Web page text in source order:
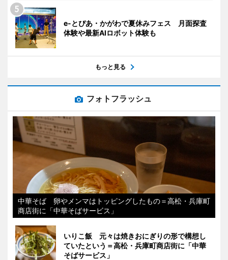
e-とぴあ・かがわで夏休みフェス 月面探査
体験や最新AIロボット体験も
もっと見る
フォトフラッシュ
中華そば 卵やメンマはトッピングしたもの＝高松・兵庫町
商店街に「中華そばサービス」
いりこ飯 元々は焼きおにぎりの形で構想し
ていたという＝高松・兵庫町商店街に「中華
そばサービス」